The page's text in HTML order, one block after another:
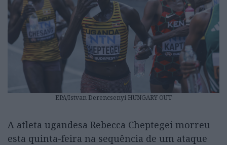
EPA/Istvan Derencsenyi HUNGARY OUT
A atleta ugandesa Rebecca Cheptegei morreu
esta quinta-feira na sequência de um ataque